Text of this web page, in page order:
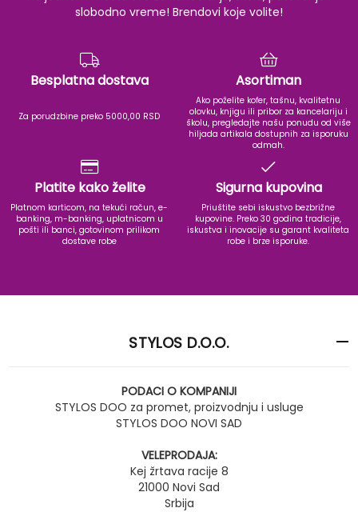
slobodno vreme! Brendovi koje volite!
Besplatna dostava
Za porudzbine preko 5000,00 RSD
Asortiman
Ako poželite kofer, tašnu, kvalitetnu
olovku, knjigu ili pribor za kancelariju i
školu, pregledajte našu ponudu od više
hiljada artikala dostupnih za isporuku
odmah.
Platite kako želite
Platnom karticom, na tekući račun, e-
banking, m-banking, uplatnicom u
pošti ili banci, gotovinom prilikom
dostave robe
Sigurna kupovina
Priuštite sebi iskustvo bezbrižne
kupovine. Preko 30 godina tradicije,
iskustva i inovacije su garant kvaliteta
robe i brze isporuke.
STYLOS D.O.O.
PODACI O KOMPANIJI
STYLOS DOO za promet, proizvodnju i usluge
STYLOS DOO NOVI SAD
VELEPRODAJA:
Kej žrtava racije 8
21000 Novi Sad
Srbija